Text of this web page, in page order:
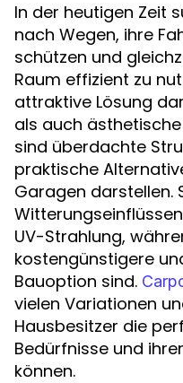
In der heutigen Zeit
nach Wegen, ihre
schützen und
Raum effizient zu
attraktive Lösung
als auch
sind überdachte
praktische
Garagen darstellen.
UV-Strahlung,
kostengünstigere
Bauoption sind.
vielen Variationen
Hausbesitzer die
Bedürfnisse und
können.